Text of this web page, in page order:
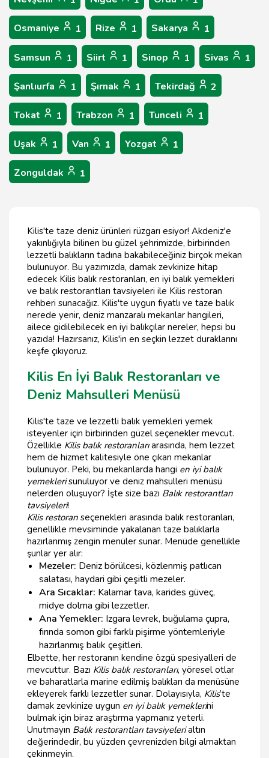
Osmaniye 1 Rize 1 Sakarya 1
Samsun 1 Siirt 1 Sinop 1 Sivas 1
Şanlıurfa 1 Şırnak 1 Tekirdağ 2
Tokat 1 Trabzon 1 Tunceli 1
Uşak 1 Van 1 Yozgat 1
Zonguldak 1
Kilis'te taze deniz ürünleri rüzgarı esiyor! Akdeniz'e
yakınlığıyla bilinen bu güzel şehrimizde, birbirinden
lezzetli balıkların tadına bakabileceğiniz birçok mekan
bulunuyor. Bu yazımızda, damak zevkinize hitap
edecek Kilis balık restoranları, en iyi balık yemekleri
ve balık restorantları tavsiyeleri ile Kilis restoran
rehberi sunacağız. Kilis'te uygun fiyatlı ve taze balık
nerede yenir, deniz manzaralı mekanlar hangileri,
ailece gidilebilecek en iyi balıkçılar nereler, hepsi bu
yazıda! Hazırsanız, Kilis'in en seçkin lezzet duraklarını
keşfe çıkıyoruz.
Kilis En İyi Balık Restoranları ve
Deniz Mahsulleri Menüsü
Kilis'te taze ve lezzetli balık yemekleri yemek
isteyenler için birbirinden güzel seçenekler mevcut.
Özellikle Kilis balık restoranlarıarasında, hem lezzet
hem de hizmet kalitesiyle öne çıkan mekanlar
bulunuyor. Peki, bu mekanlarda hangi en iyi balık
yemeklerisunuluyor ve deniz mahsulleri menüsü
nelerden oluşuyor? İşte size bazı Balık restorantları
tavsiyeleri!
Kilis restoran seçenekleri arasında balık restoranları,
genellikle mevsiminde yakalanan taze balıklarla
hazırlanmış zengin menüler sunar. Menüde genellikle
şunlar yer alır:
Mezeler: Deniz börülcesi, közlenmiş patlıcan
salatası, haydari gibi çeşitli mezeler.
Ara Sıcaklar: Kalamar tava, karides güveç,
midye dolma gibi lezzetler.
Ana Yemekler: Izgara levrek, buğulama çupra,
fırında somon gibi farklı pişirme yöntemleriyle
hazırlanmış balık çeşitleri.
Elbette, her restoranın kendine özgü spesiyalleri de
mevcuttur. Bazı Kilis balık restoranları, yöresel otlar
ve baharatlarla marine edilmiş balıkları da menüsüne
ekleyerek farklı lezzetler sunar. Dolayısıyla, Kilis’te
damak zevkinize uygun en iyi balık yemeklerini
bulmak için biraz araştırma yapmanız yeterli.
Unutmayın Balık restorantları tavsiyelerialtın
değerindedir, bu yüzden çevrenizden bilgi almaktan
çekinmeyin.